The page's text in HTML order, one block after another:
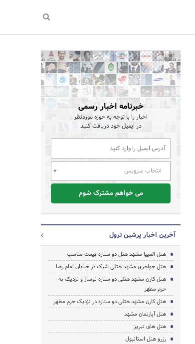
خبرنامه اخبار رسمی
اخبار را با توجه به حوزه موردنظر
در ایمیل خود دریافت کنید
انتخاب سرویس
می خواهم مشترک شوم
آخرین اخبار پرشین ترول
هتل المپیا مشهد هتل دو ستاره قیمت مناسب
هتل جواهری مشهد هتلی شیک در خیابان امام رضا
هتل کارن مشهد هتلی دو ستاره نوساز و نزدیک به
حرم مطهر
هتل کارن مشهد هتلی دو ستاره در نزدیک حرم مطهر
هتل آپارتمان مشهد
هتل های تبریز
رزرو هتل استانبول